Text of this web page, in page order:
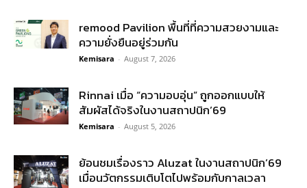
remood Pavilion พื้นที่ที่ความสวยงามและ
ความยั่งยืนอยู่ร่วมกัน
Kemisara - August 7, 2026
Rinnai เมื่อ “ความอบอุ่น” ถูกออกแบบให้
สัมผัสได้จริงในงานสถาปนิก’69
Kemisara - August 5, 2026
ย้อนชมเรื่องราว Aluzat ในงานสถาปนิก’69
เมื่อนวัตกรรมเติบโตไปพร้อมกับกาลเวลา